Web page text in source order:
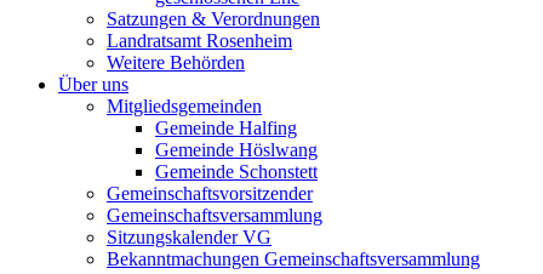
Satzungen & Verordnungen
Landratsamt Rosenheim
Weitere Behörden
Über uns
Mitgliedsgemeinden
Gemeinde Halfing
Gemeinde Höslwang
Gemeinde Schonstett
Gemeinschaftsvorsitzender
Gemeinschaftsversammlung
Sitzungskalender VG
Bekanntmachungen Gemeinschaftsversammlung